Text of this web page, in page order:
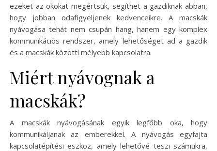
ezeket az okokat megértsük, segíthet a gazdiknak abban,
hogy jobban odafigyeljenek kedvenceikre. A macskák
nyávogása tehát nem csupán hang, hanem egy komplex
kommunikációs rendszer, amely lehetőséget ad a gazdik
és a macskák közötti mélyebb kapcsolatra.
Miért nyávognak a
macskák?
A macskák nyávogásának egyik legfőbb oka, hogy
kommunikáljanak az emberekkel. A nyávogás egyfajta
kapcsolatépítési eszköz, amely lehetővé teszi számukra,